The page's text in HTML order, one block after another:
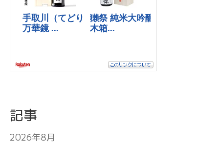
記事
2026年8月